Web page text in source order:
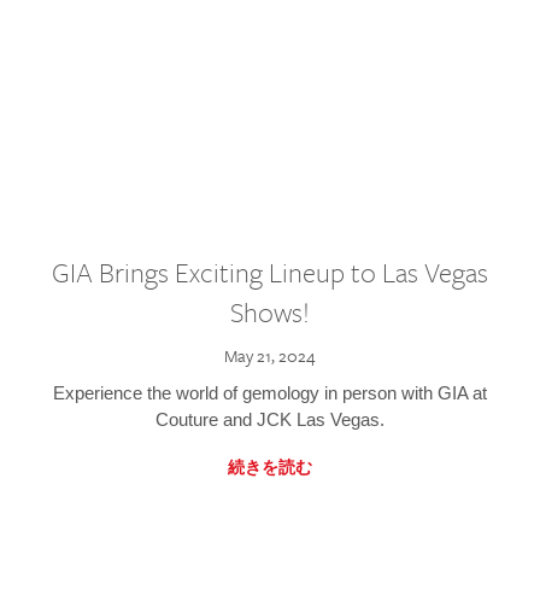
GIA Brings Exciting Lineup to Las Vegas
Shows!
May 21, 2024
Experience the world of gemology in person with GIA at
Couture and JCK Las Vegas.
続きを読む